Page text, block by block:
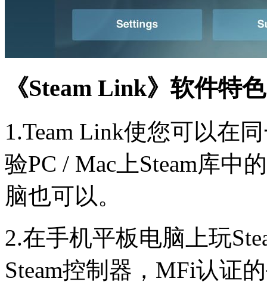
《Steam Link》软件特
1.Team Link使您可以在
验PC / Mac上Steam库中
脑也可以。
2.在手机平板电脑上玩
Steam控制器，MFi认证